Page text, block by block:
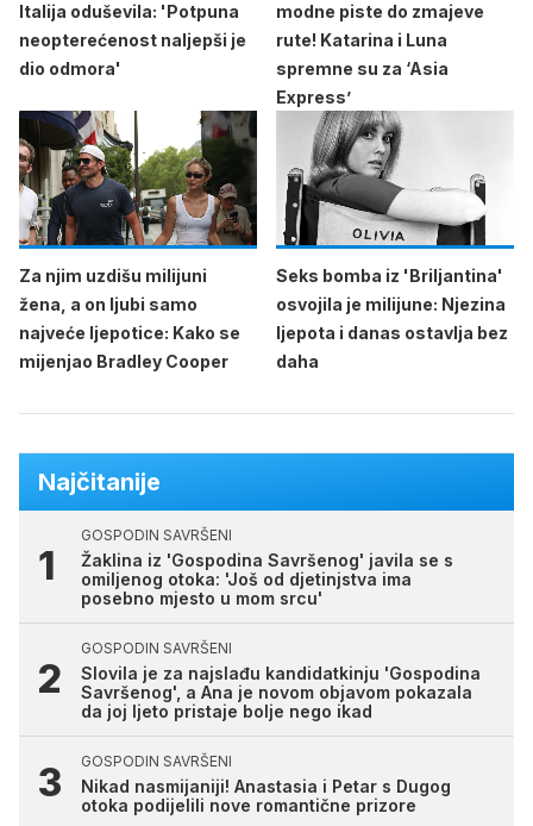
Italija oduševila: 'Potpuna
neopterećenost naljepši je
dio odmora'
modne piste do zmajeve
rute! Katarina i Luna
spremne su za ‘Asia
Express’
Za njim uzdišu milijuni
žena, a on ljubi samo
najveće ljepotice: Kako se
mijenjao Bradley Cooper
Seks bomba iz 'Briljantina'
osvojila je milijune: Njezina
ljepota i danas ostavlja bez
daha
Najčitanije
GOSPODIN SAVRŠENI
Žaklina iz 'Gospodina Savršenog' javila se s
omiljenog otoka: 'Još od djetinjstva ima
posebno mjesto u mom srcu'
GOSPODIN SAVRŠENI
Slovila je za najslađu kandidatkinju 'Gospodina
Savršenog', a Ana je novom objavom pokazala
da joj ljeto pristaje bolje nego ikad
GOSPODIN SAVRŠENI
Nikad nasmijaniji! Anastasia i Petar s Dugog
otoka podijelili nove romantične prizore